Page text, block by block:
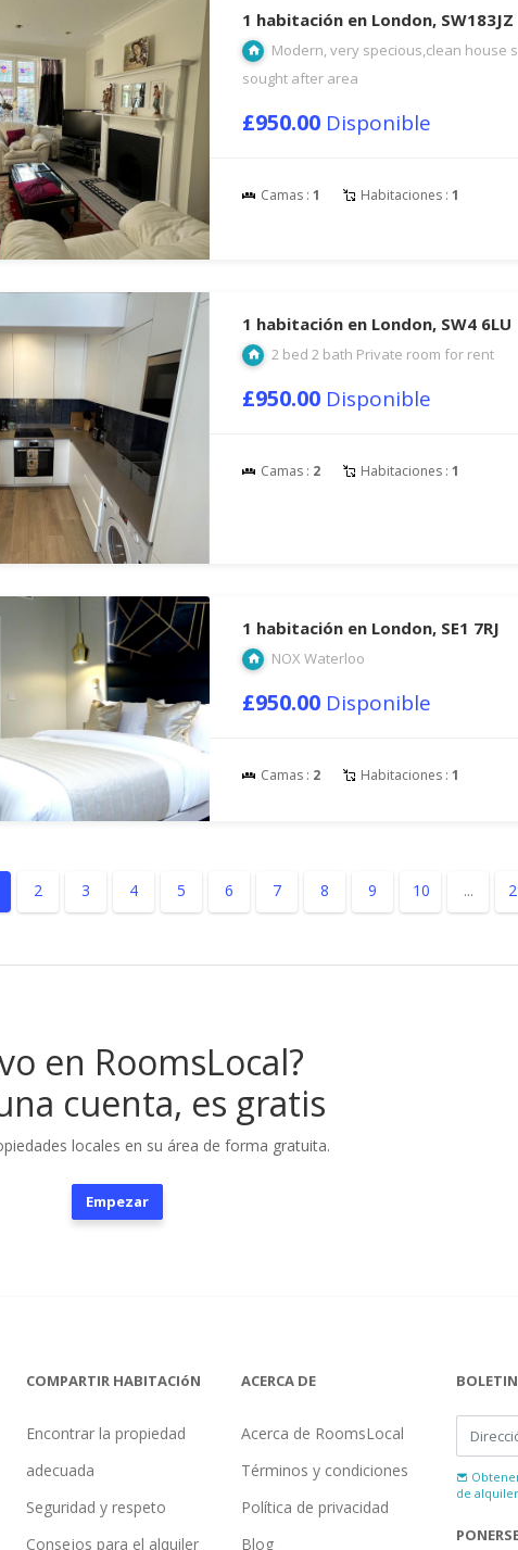
1 habitación en London, SW183JZ
Modern, very specious,clean house
sought after area
£950.00 Disponible
Camas :1 Habitaciones :1
1 habitación en London, SW4 6LU
2 bed 2 bath Private room for rent
£950.00 Disponible
Camas : 2 Habitaciones :1
1 habitación en London, SE1 7RJ
NOX Waterloo
£950.00 Disponible
Camas : 2 Habitaciones :1
2 3 4 5 6 7 8 9 10 ...
en RoomsLocal?
cuenta, es gratis
locales en su área de forma gratuita.
Empezar
COMPARTIR HABITACIóN
Encontrar la propiedad
adecuada
Seguridad y respeto
Consejos para el alquiler
ACERCA DE
Acerca de RoomsLocal
Términos y condiciones
Política de privacidad
Blog
de